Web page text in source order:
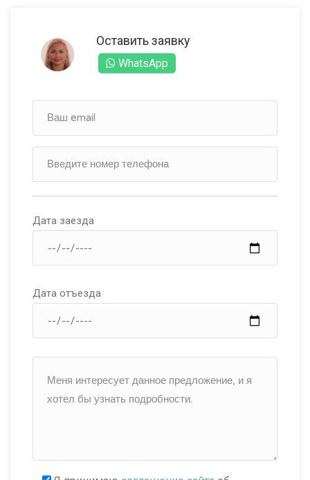
Оставить заявку
WhatsApp
Дата заезда
Дата отъезда